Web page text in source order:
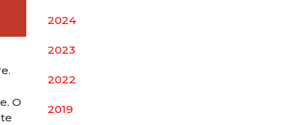
O
2024
2023
2022
2019